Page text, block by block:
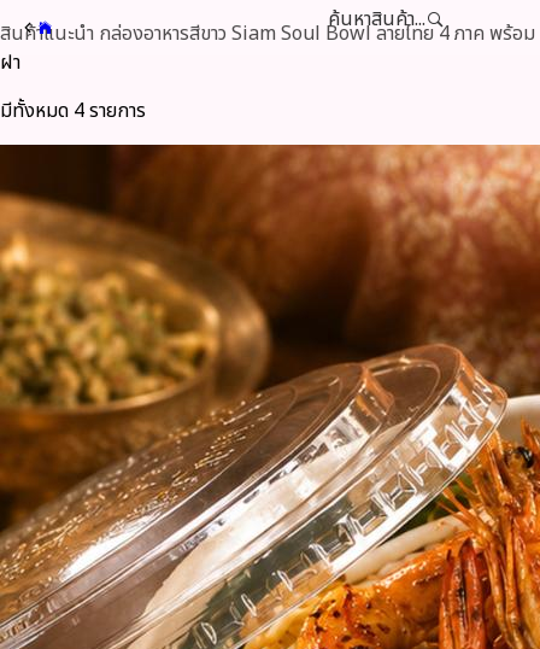
ค้นหาสินค้า...
สินค้าแนะนำ กล่องอาหารสีขาว Siam Soul Bowl ลายไทย 4 ภาค พร้อม
ฝา
มีทั้งหมด 4 รายการ